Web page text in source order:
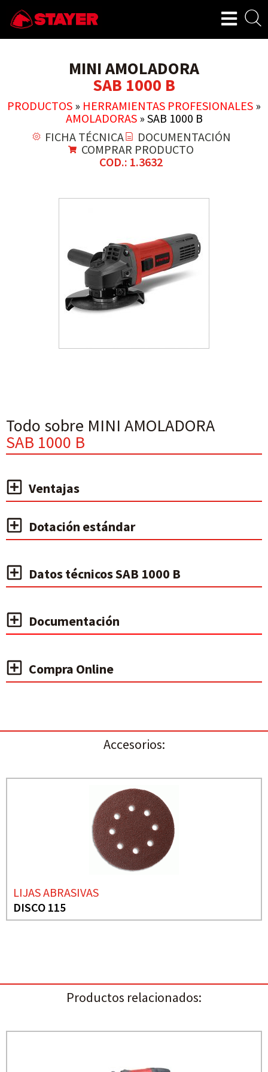
MINI AMOLADORA
SAB 1000 B
PRODUCTOS » HERRAMIENTAS PROFESIONALES »
AMOLADORAS» SAB 1000 B
FICHA TÉCNICA
DOCUMENTACIÓN
COMPRAR PRODUCTO
COD.: 1.3632
Todo sobre MINI AMOLADORA
SAB 1000 B
Ventajas
Dotación estándar
Datos técnicos SAB 1000 B
Documentación
Compra Online
Accesorios:
LIJAS ABRASIVAS
DISCO 115
Productos relacionados: